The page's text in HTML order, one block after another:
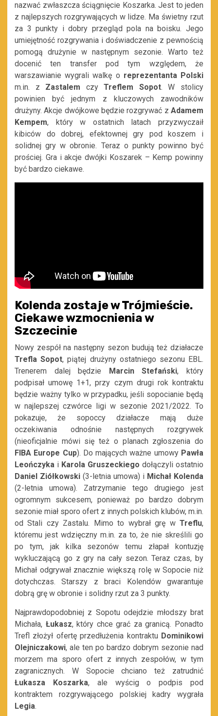
nazwać zwłaszcza ściągnięcie Koszarka. Jest to jeden
z najlepszych rozgrywających w lidze. Ma świetny rzut
za 3 punkty i dobry przegląd pola na boisku. Jego
umiejętność rozgrywania i doświadczenie z pewnością
pomogą drużynie w następnym sezonie. Warto też
docenić ten transfer pod tym względem, że
warszawianie wygrali walkę o reprezentanta Polski
m.in. z Zastalem czyTreflem Sopot. W stolicy
powinien być jednym z kluczowych zawodników
drużyny. Akcje dwójkowe będzie rozgrywać z Adamem
Kempem, który w ostatnich latach przyzwyczaił
kibiców do dobrej, efektownej gry pod koszem i
solidnej gry w obronie. Teraz o punkty powinno być
prościej. Gra i akcje dwójki Koszarek – Kemp powinny
być bardzo ciekawe.
Kolenda zostaje w Trójmieście.
Ciekawe wzmocnienia w
Szczecinie
Nowy zespół na następny sezon budują też działacze
Trefla Sopot, piątej drużyny ostatniego sezonu EBL.
Trenerem dalej będzie Marcin Stefański, który
podpisał umowę 1+1, przy czym drugi rok kontraktu
będzie ważny tylko w przypadku, jeśli sopocianie będą
w najlepszej czwórce ligi w sezonie 2021/2022. To
pokazuje, że sopoccy działacze mają duże
oczekiwania odnośnie następnych rozgrywek
(nieoficjalnie mówi się też o planach zgłoszenia do
FIBA Europe Cup). Do mających ważne umowy Pawła
Leończyka i Karola Gruszeckiego dołączyli ostatnio
Daniel Ziółkowski (3-letnia umowa) i Michał Kolenda
(2-letnia umowa). Zatrzymanie tego drugiego jest
ogromnym sukcesem, ponieważ po bardzo dobrym
sezonie miał sporo ofert z innych polskich klubów, m.in.
od Stali czy Zastalu. Mimo to wybrał grę w Treflu,
któremu jest wdzięczny m.in. za to, że nie skreślili go
po tym, jak kilka sezonów temu złapał kontuzję
wykluczającą go z gry na cały sezon. Teraz czas, by
Michał odgrywał znacznie większą rolę w Sopocie niż
dotychczas. Starszy z braci Kolendów gwarantuje
dobrą grę w obronie i solidny rzut za 3 punkty.
Najprawdopodobniej z Sopotu odejdzie młodszy brat
Michała, Łukasz, który chce grać za granicą. Ponadto
Trefl złożył ofertę przedłużenia kontraktu Dominikowi
Olejniczakowi, ale ten po bardzo dobrym sezonie nad
morzem ma sporo ofert z innych zespołów, w tym
zagranicznych. W Sopocie chciano też zatrudnić
Łukasza Koszarka, ale wyścig o podpis pod
kontraktem rozgrywającego polskiej kadry wygrała
Legia.